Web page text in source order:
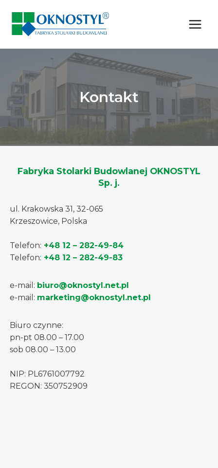
Kontakt
Fabryka Stolarki Budowlanej OKNOSTYL
Sp. j.
ul. Krakowska 31, 32-065
Krzeszowice, Polska
Telefon: +48 12 – 282-49-84
Telefon: +48 12 – 282-49-83
e-mail: biuro@oknostyl.net.pl
e-mail: marketing@oknostyl.net.pl
Biuro czynne:
pn-pt 08.00 – 17.00
sob 08.00 – 13.00
NIP: PL6761007792
REGON: 350752909